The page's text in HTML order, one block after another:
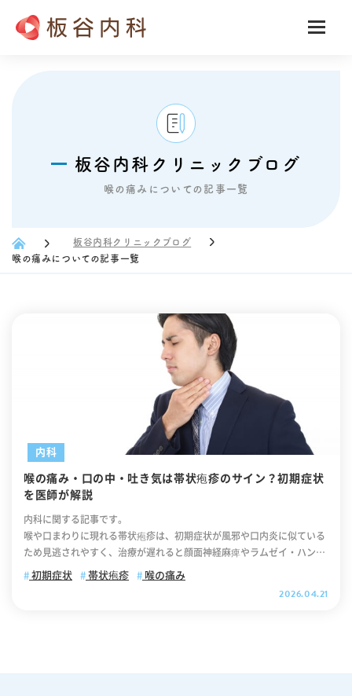
板谷内科クリニックブログ
喉の痛みについての記事一覧
板谷内科クリニックブログ
喉の痛みについての記事一覧
内科
喉の痛み・口の中・吐き気は帯状疱疹のサイン？初期症状
を医師が解説
内科に関する記事です。
喉や口まわりに現れる帯状疱疹は、初期症状が風邪や口内炎に似ている
ため見逃されやすく、治療が遅れると顔面神経麻痺やラムゼイ・ハント
症候群といった重篤な合併症につながる可能性があります。初期症状と
初期症状 帯状疱疹 喉の痛み
2026.04.21